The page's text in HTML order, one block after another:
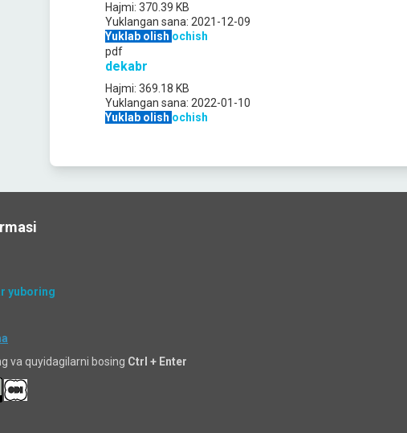
Hajmi: 370.39 KB
Yuklangan sana: 2021-12-09
Yuklab olish ochish
pdf
dekabr
Hajmi: 369.18 KB
Yuklangan sana: 2022-01-10
Yuklab olish ochish
yuboring
va quyidagilarni bosing Ctrl + Enter